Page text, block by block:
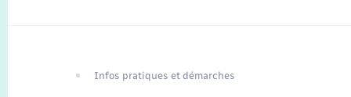
Traduction du
Infos pratiques et démarches